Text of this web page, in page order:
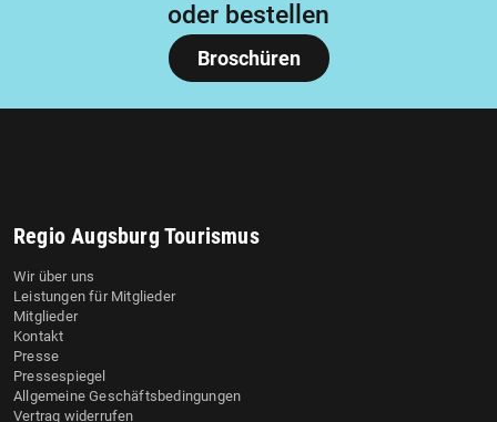
oder bestellen
Broschüren
Regio Augsburg Tourismus
Wir über uns
Leistungen für Mitglieder
Mitglieder
Kontakt
Presse
Pressespiegel
Allgemeine Geschäftsbedingungen
Vertrag widerrufen